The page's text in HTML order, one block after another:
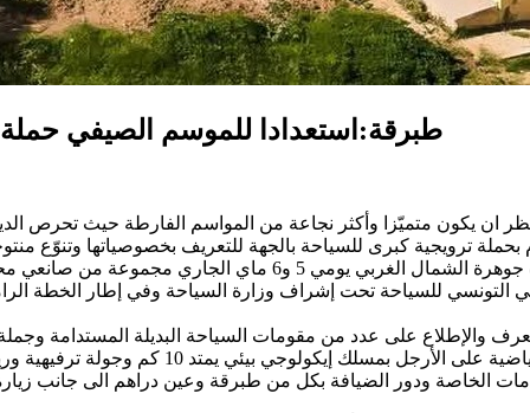
طبرقة:استعدادا للموسم الصيفي حملة
ان يكون متميّزا وأكثر نجاعة من المواسم الفارطة حيث تحرص
ترويجية كبرى للسياحة بالجهة للتعريف بخصوصياتها وتنوّع
الوجهة السياحية بولاية جندوبة لدى السوق البلجيكية استقبلت
التونسي للسياحة تحت إشراف وزارة السياحة وفي إطار الخطة
والإطلاع على عدد من مقومات السياحة البديلة المستدامة
الخاصة ودور الضيافة بكل من طبرقة وعين دراهم الى جانب زيارة